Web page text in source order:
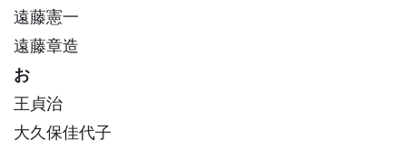
遠藤憲一
遠藤章造
お
王貞治
大久保佳代子